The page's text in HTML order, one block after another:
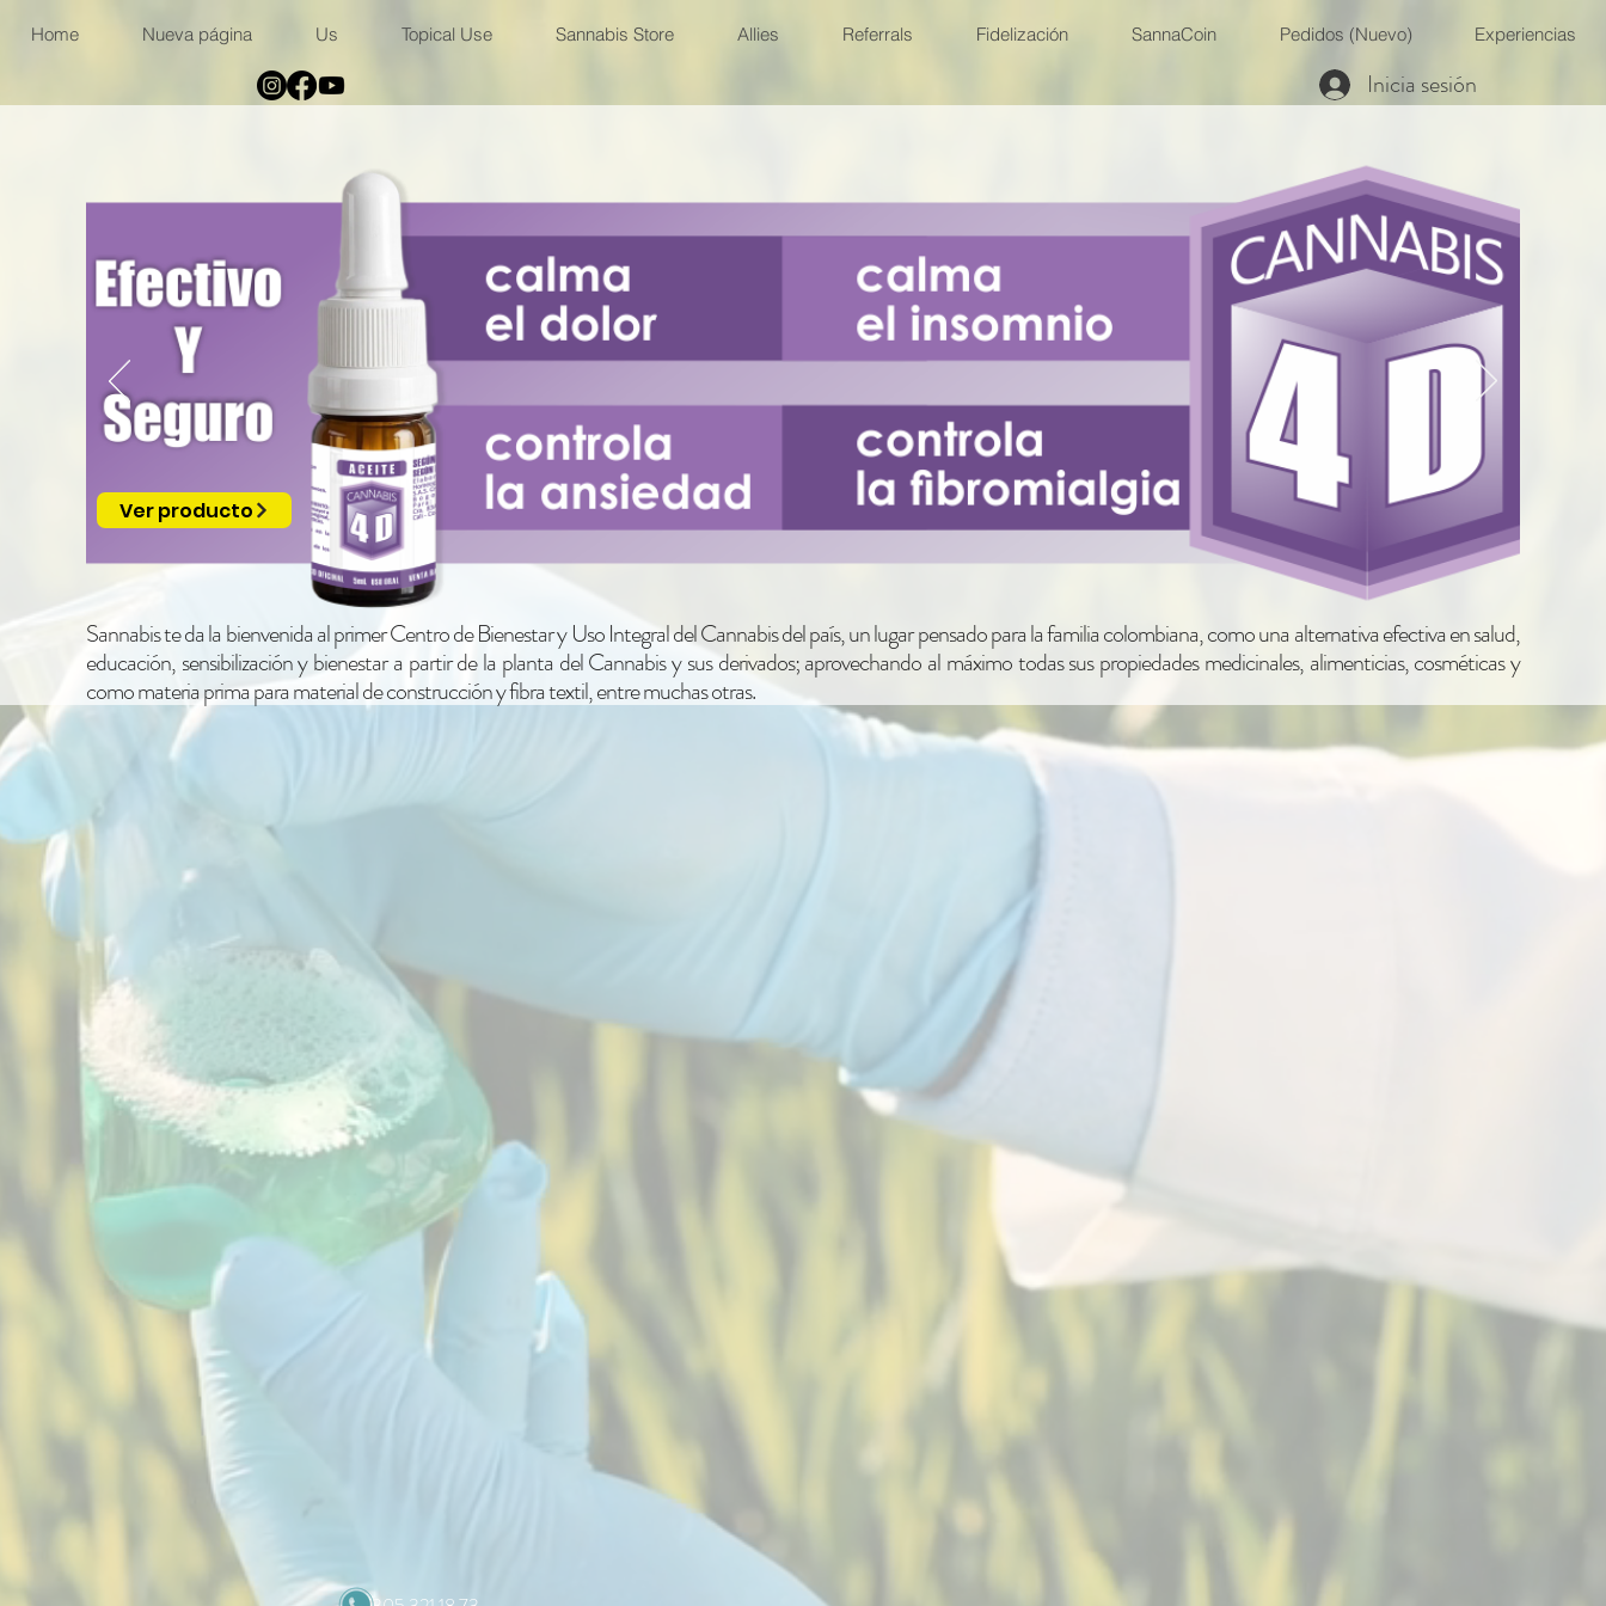
Home Nueva página Us Topical Use Sannabis Store Allies Referrals Fidelización SannaCoin Pedidos (Nuevo) Experiencias
Ver producto
Sannabis te da la bienvenida al primer Centro de Bienestar y Uso Integral del Cannabis del país, un lugar pensado para la familia colombiana, como una alternativa efectiva en salud,
educación, sensibilización y bienestar a partir de la planta del Cannabis y sus derivados; aprovechando al máximo todas sus propiedades medicinales, alimenticias, cosméticas y
como materia prima para material de construcción y fibra textil, entre muchas otras.
Inicia sesión